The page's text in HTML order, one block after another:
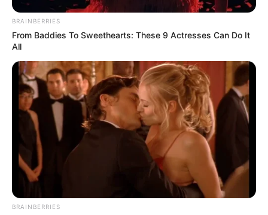
BRAINBERRIES
From Baddies To Sweethearts: These 9 Actresses Can Do It
All
BRAINBERRIES